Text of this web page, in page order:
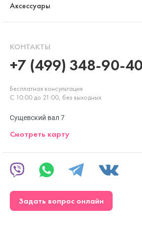
Аксессуары
КОНТАКТЫ
+7 (499) 348-90-40
Бесплатная консультация
С 10:00 до 21:00, без выходных
Сущевский вал 7
Смотреть карту
Задать вопрос онлайн